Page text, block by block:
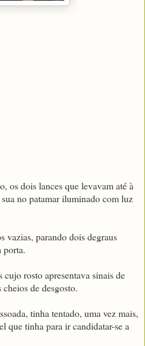
os dois lances que levavam até à
no patamar iluminado com luz
vazias, parando dois degraus
porta.
rosto apresentava sinais de
de desgosto.
tinha tentado, uma vez mais,
que tinha para ir candidatar-se a